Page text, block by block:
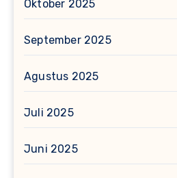
Oktober 2025
September 2025
Agustus 2025
Juli 2025
Juni 2025